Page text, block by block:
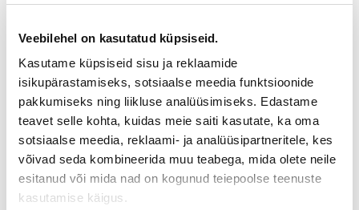
Veebilehel on kasutatud küpsiseid.
Kasutame küpsiseid sisu ja reklaamide
isikupärastamiseks, sotsiaalse meedia funktsioonide
pakkumiseks ning liikluse analüüsimiseks. Edastame
teavet selle kohta, kuidas meie saiti kasutate, ka oma
sotsiaalse meedia, reklaami- ja analüüsipartneritele, kes
võivad seda kombineerida muu teabega, mida olete neile
esitanud või mida nad on kogunud teiepoolse teenuste
kasutamise käigus.
13.12.2019
VIIALAN KOTILEIPOMON
TULLINTORIN KAHVILALLE UUSI
OMISTAJA
Viialan Kotileipomon Tullintorin kahvilalle uusi omistaja.
Toimintaa jatkaa yrittäjä Araz Ahmadi, ja edelleen yli 40
vuoden kokemuksella laadukkaita ja edullisia
leipomotuotteita!